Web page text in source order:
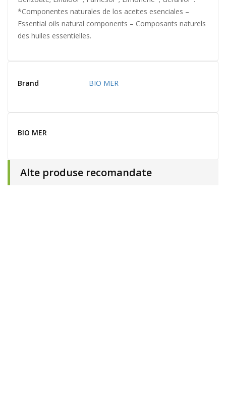
*Componentes naturales de los aceites esenciales –
Essential oils natural components – Composants naturels
des huiles essentielles.
Brand BIO MER
BIO MER
Alte produse recomandate